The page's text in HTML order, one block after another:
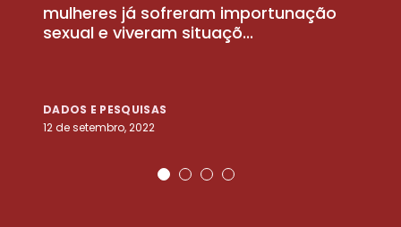
mulheres já sofreram importunação
sexual e viveram situaçõ...
DADOS E PESQUISAS
12 de setembro, 2022